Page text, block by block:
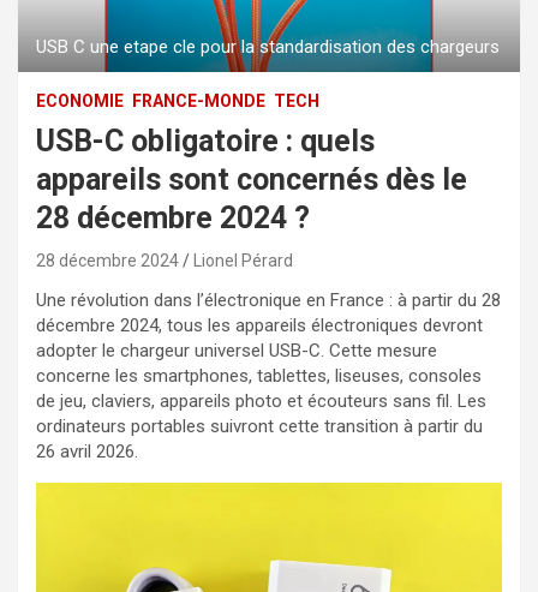
USB C une etape cle pour la standardisation des chargeurs
ECONOMIE FRANCE-MONDE TECH
USB-C obligatoire : quels
appareils sont concernés dès le
28 décembre 2024 ?
28 décembre 2024 Lionel Pérard
Une révolution dans l’électronique en France : à partir du 28
décembre 2024, tous les appareils électroniques devront
adopter le chargeur universel USB-C. Cette mesure
concerne les smartphones, tablettes, liseuses, consoles
de jeu, claviers, appareils photo et écouteurs sans fil. Les
ordinateurs portables suivront cette transition à partir du
26 avril 2026.